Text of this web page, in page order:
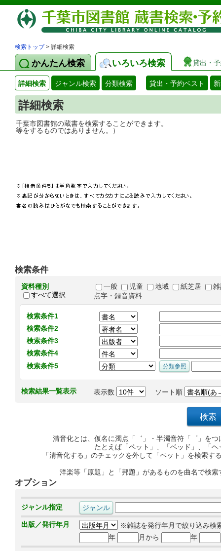
検索トップ> 詳細検索
かんたん検索 いろいろ検索 貸出・
詳細検索 ジャンル検索 分類検索 貸出・予約ベスト
詳細検索
千葉市図書館の蔵書を検索することがで
等をするものではありません。）
検索条件
資料種別
すべて選択
一般 児童 地域 紙芝居
点字・録音資料
検索条件1
検索条件2
検索条件3
検索条件4
検索条件5
検索結果一覧表示 表示数 ソート順
清音化とは、仮名に濁点「゛」・半濁音符「゜」を
たとえば「ペット」、「ベッド」、「
「清音化する」のチェックを外して「ペット」を検索
洋楽等「原題」と「邦題」があるものを曲名で検
オプション
ジャンル指定
出版／発行年月
※雑誌を発行年月で絞り込み検
年
月から 年